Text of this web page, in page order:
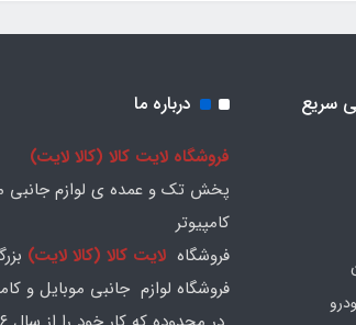
سریع درباره ما
فروشگاه لایت کالا (کالا لایت)
پخش تک و عمده ی لوازم جانبی
کامپیوتر
فروشگاه لایت کالا (کالا لایت)
فروشگاه لوازم جانبی موبایل و